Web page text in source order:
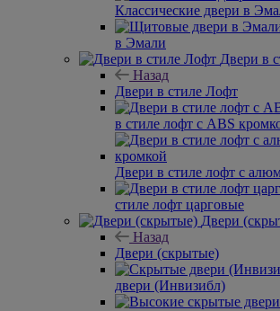
Классические двери в
в Эмали
Двери в
Назад
Двери в стиле Лофт
в стиле лофт с ABS
Двери в стиле лофт с
стиле лофт царговые
Двери
Назад
Двери (скрытые)
двери (Инвизибл)